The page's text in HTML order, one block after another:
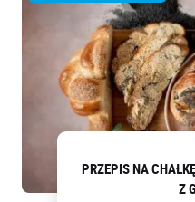
PRZEPIS NA
Z